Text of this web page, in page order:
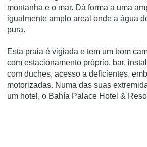
montanha e o mar. Dá forma a uma
igualmente amplo areal onde a água
pura.
Esta praia é vigiada e tem um bom
com estacionamento próprio, bar,
com duches, acesso a deficientes,
motorizadas. Numa das suas
um hotel, o Bahí­a Palace Hotel &